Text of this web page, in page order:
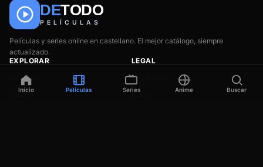
DETODO
PELÍCULAS
Películas y series online en castellano. El mejor catálogo, siempre
actualizado.
EXPLORAR
Películas
Series
LEGAL
Aviso Legal
DMCA
Inicio Películas Series Anime Buscar
Películas